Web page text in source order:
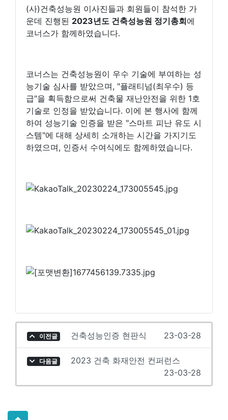
(사)건축성능원 이사진들과 회원들이 참석한 가
운데 진행된 2023년도 건축성능원 정기총회에
코너스가 함께하였습니다.
코너스는 건축성능원이 우수 기술에 부여하는 성
능기술 심사를 받았으며, "플래티넘(최우수) 등
급"을 획득함으로써 건축물 재난안전을 위한 1호
기술로 인정을 받았습니다. 이에 본 행사에 함께
하여 성능기술 인증을 받은 "스마트 피난 유도 시
스템"에 대해 상세히 소개하는 시간을 가지기도
하였으며, 인증서 수여식에도 함께하였습니다.
이전글 건축성능인증 현판식 23-03-28
다음글
2023 건축 화재안전 컨퍼런스
23-03-28